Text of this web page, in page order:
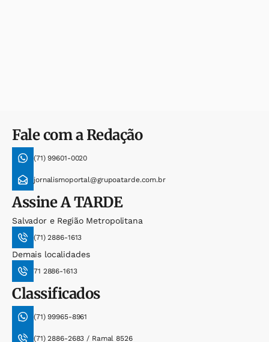
Fale com a Redação
(71) 99601-0020
jornalismoportal@grupoatarde.com.br
AssineA TARDE
Salvador e Região Metropolitana
(71) 2886-1613
Demais localidades
71 2886-1613
Classificados
(71) 99965-8961
(71) 2886-2683 / Ramal 8526